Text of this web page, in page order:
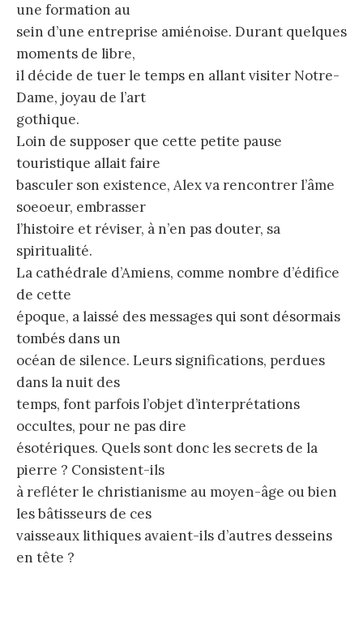
une formation au
sein d’une entreprise amiénoise. Durant quelques
moments de libre,
il décide de tuer le temps en allant visiter Notre-
Dame, joyau de l’art
gothique.
Loin de supposer que cette petite pause
touristique allait faire
basculer son existence, Alex va rencontrer l’âme
soeoeur, embrasser
l’histoire et réviser, à n’en pas douter, sa
spiritualité.
La cathédrale d’Amiens, comme nombre d’édifice
de cette
époque, a laissé des messages qui sont désormais
tombés dans un
océan de silence. Leurs significations, perdues
dans la nuit des
temps, font parfois l’objet d’interprétations
occultes, pour ne pas dire
ésotériques. Quels sont donc les secrets de la
pierre ? Consistent-ils
à refléter le christianisme au moyen-âge ou bien
les bâtisseurs de ces
vaisseaux lithiques avaient-ils d’autres desseins
en tête ?